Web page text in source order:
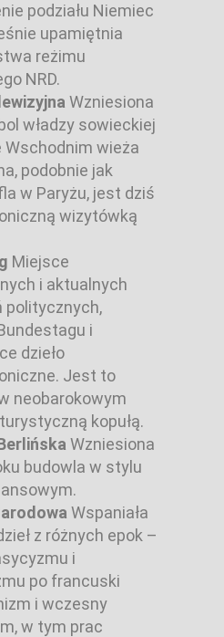
podziału Niemiec
upamiętnia
reżimu
NRD.
Wzniesiona
władzy sowieckiej
Wschodnim wieża
podobnie jak
w Paryżu, jest dziś
wizytówką
Miejsce
i aktualnych
politycznych,
i
dzieło
Jest to
neobarokowym
kopułą.
Wzniesiona
budowla w stylu
Wspaniała
z różnych epok –
i
po francuski
i wczesny
w tym prac